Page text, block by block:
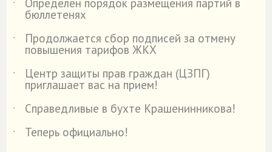
˙ Определен порядок размещения партий в
бюллетенях
˙
Продолжается сбор подписей за отмену
повышения тарифов ЖКХ
˙
Центр защиты прав граждан (ЦЗПГ)
приглашает вас на прием!
˙
Справедливые в бухте Крашенинникова!
˙
Теперь официально!